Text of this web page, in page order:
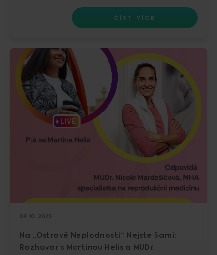
ČÍST VÍCE
09. 10. 2025
Na „Ostrově Neplodnosti“ Nejste Sami:
Rozhovor s Martinou Helis a MUDr.